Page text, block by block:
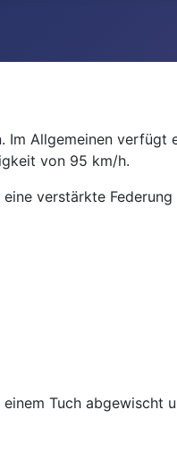
Allgemeinen
von 95 km/h.
verstärkte
Tuch abgewischt